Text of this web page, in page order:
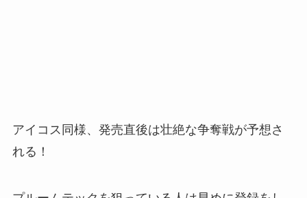
アイコス同様、発売直後は壮絶な争奪戦が予想さ
れる！